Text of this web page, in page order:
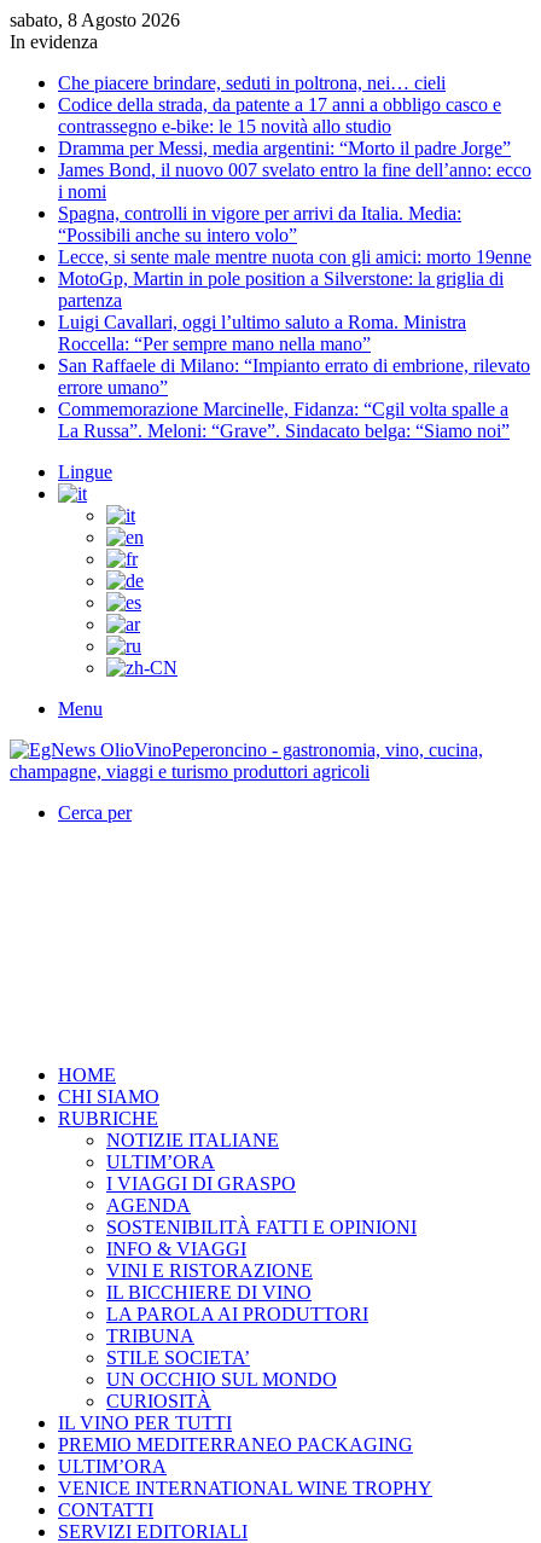
sabato, 8 Agosto 2026
In evidenza
Che piacere brindare, seduti in poltrona, nei… cieli
Codice della strada, da patente a 17 anni a obbligo casco e
contrassegno e-bike: le 15 novità allo studio
Dramma per Messi, media argentini: “Morto il padre Jorge”
James Bond, il nuovo 007 svelato entro la fine dell’anno: ecco
i nomi
Spagna, controlli in vigore per arrivi da Italia. Media:
“Possibili anche su intero volo”
Lecce, si sente male mentre nuota con gli amici: morto 19enne
MotoGp, Martin in pole position a Silverstone: la griglia di
partenza
Luigi Cavallari, oggi l’ultimo saluto a Roma. Ministra
Roccella: “Per sempre mano nella mano”
San Raffaele di Milano: “Impianto errato di embrione, rilevato
errore umano”
Commemorazione Marcinelle, Fidanza: “Cgil volta spalle a
La Russa”. Meloni: “Grave”. Sindacato belga: “Siamo noi”
Lingue
Menu
Cerca per
HOME
CHI SIAMO
RUBRICHE
NOTIZIE ITALIANE
ULTIM’ORA
I VIAGGI DI GRASPO
AGENDA
SOSTENIBILITÀ FATTI E OPINIONI
INFO & VIAGGI
VINI E RISTORAZIONE
IL BICCHIERE DI VINO
LA PAROLA AI PRODUTTORI
TRIBUNA
STILE SOCIETA’
UN OCCHIO SUL MONDO
CURIOSITÀ
IL VINO PER TUTTI
PREMIO MEDITERRANEO PACKAGING
ULTIM’ORA
VENICE INTERNATIONAL WINE TROPHY
CONTATTI
SERVIZI EDITORIALI